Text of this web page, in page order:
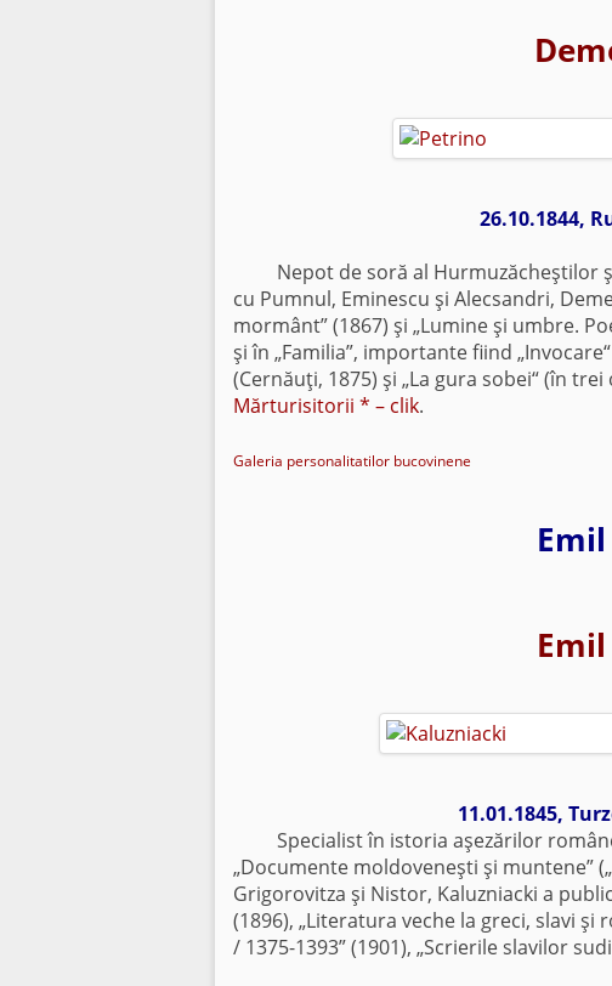
26.10.1844,
Nepot de soră al Hurmuzăcheştilor şi
cu Pumnul, Eminescu şi Alecsandri,
mormânt” (1867) şi „Lumine şi umbre.
şi în „Familia”, importante fiind „Invocare“
(Cernăuţi, 1875) şi „La gura sobei“ (în
Mărturisitorii * – clik.
Galeria personalitatilor bucovinene
Emil
Emil
11.01.1845,
Specialist în istoria aşezărilor
„Documente moldoveneşti şi muntene”
Grigorovitza şi Nistor, Kaluzniacki a
(1896), „Literatura veche la greci, slavi
/ 1375-1393” (1901), „Scrierile slavilor